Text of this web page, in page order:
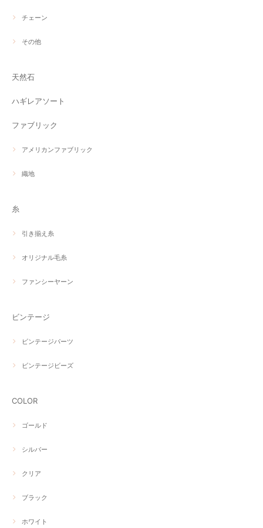
チェーン
その他
天然石
ハギレアソート
ファブリック
アメリカンファブリック
織地
糸
引き揃え糸
オリジナル毛糸
ファンシーヤーン
ビンテージ
ビンテージパーツ
ビンテージビーズ
COLOR
ゴールド
シルバー
クリア
ブラック
ホワイト